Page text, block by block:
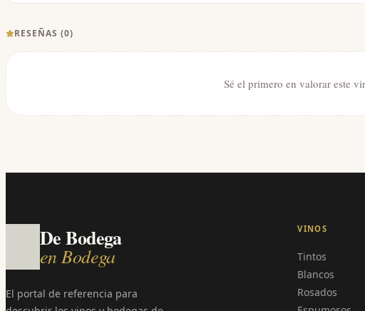
RESEÑAS (0)
Sé el primero en valorar este
De Bodega
en Bodega
El portal de referencia para
VINOS
Tintos
Blancos
Rosados